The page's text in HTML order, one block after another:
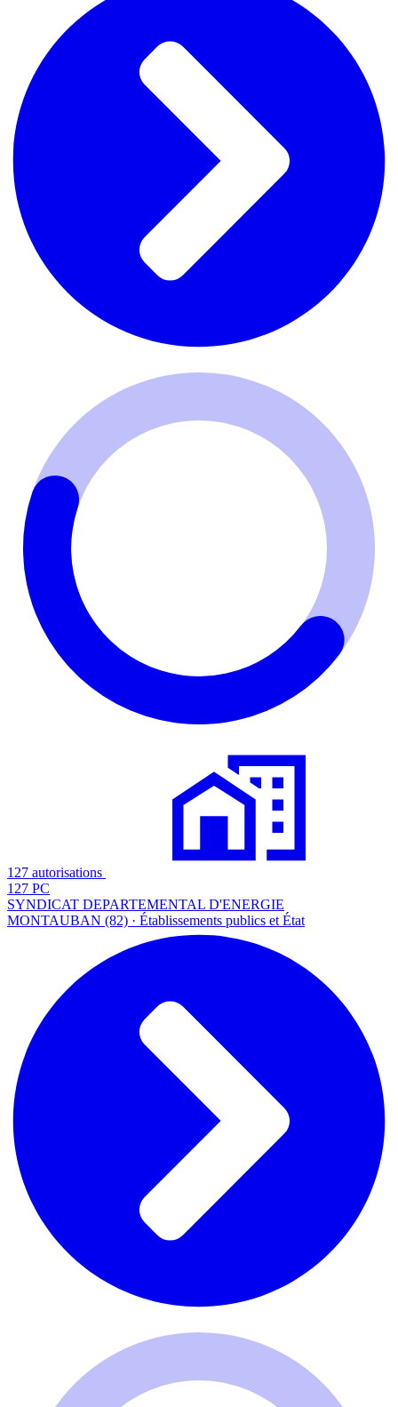
127 autorisations
127 PC
SYNDICAT DEPARTEMENTAL D'ENERGIE
MONTAUBAN (82) · Établissements publics et État